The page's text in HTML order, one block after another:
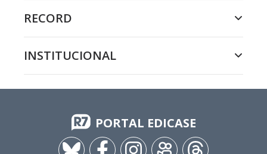
RECORD
INSTITUCIONAL
PORTAL EDICASE